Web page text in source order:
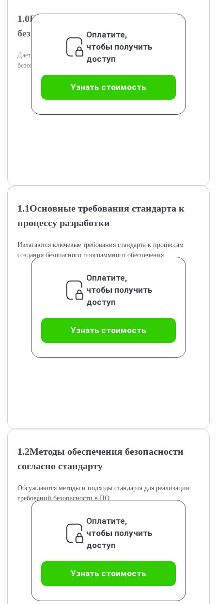
1.0Понятие и значение стандарта
безопасности в разработке ПО
Дается определение и объясняется важность стандарта
безопасности для разработки программного продукта.
Оплатите,
чтобы получить
доступ
Узнать стоимость
1.1Основные требования стандарта к
процессу разработки
Излагаются ключевые требования стандарта к процессам
создания безопасного программного обеспечения.
Оплатите,
чтобы получить
доступ
Узнать стоимость
1.2Методы обеспечения безопасности
согласно стандарту
Обсуждаются методы и подходы стандарта для реализации
требований безопасности в ПО.
Оплатите,
чтобы получить
доступ
Узнать стоимость